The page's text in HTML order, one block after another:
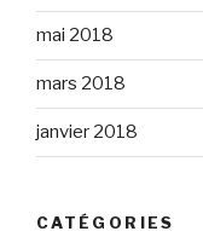
mai 2018
mars 2018
janvier 2018
CATÉGORIES